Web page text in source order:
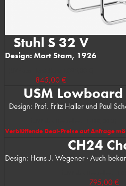
Stuhl S 32 V
Design: Mart Stam, 1926
845,00 €
USM Lowboard
Design: Prof. Fritz Haller und Paul
Verblüffende Deal-Preise auf Anfrage
CH24
Design: Hans J. Wegener · Auch
795,00 €